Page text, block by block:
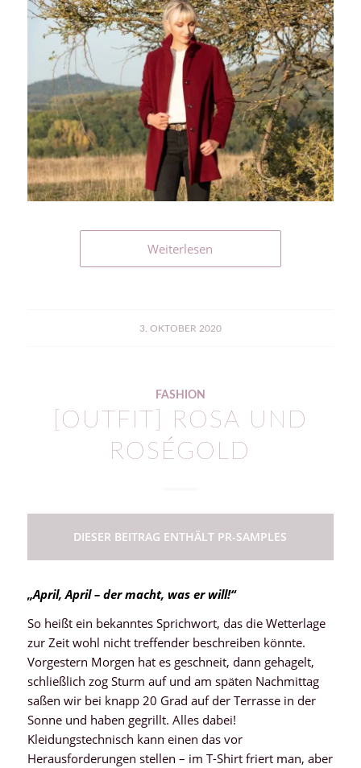
Weiterlesen
3. OKTOBER 2020
FASHION
[OUTFIT] ROSA UND
ROSÉGOLD
DIESER BEITRAG ENTHÄLT PR-SAMPLES
„April, April – der macht, was er will!“
So heißt ein bekanntes Sprichwort, das die Wetterlage
zur Zeit wohl nicht treffender beschreiben könnte.
Vorgestern Morgen hat es geschneit, dann gehagelt,
schließlich zog Sturm auf und am späten Nachmittag
saßen wir bei knapp 20 Grad auf der Terrasse in der
Sonne und haben gegrillt. Alles dabei!
Kleidungstechnisch kann einen das vor
Herausforderungen stellen – im T-Shirt friert man, aber